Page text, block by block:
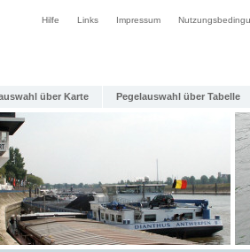
Hilfe Links Impressum
über Karte Pegelauswahl über Tabelle